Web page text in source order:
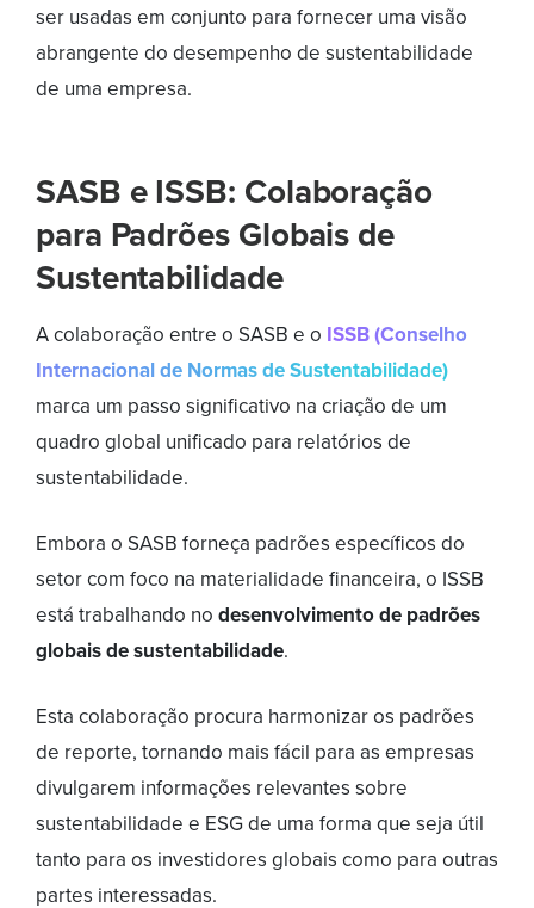
ser usadas em conjunto para fornecer uma visão
abrangente do desempenho de sustentabilidade
de uma empresa.
SASB e ISSB: Colaboração
para Padrões Globais de
Sustentabilidade
A colaboração entre o SASB e o ISSB (Conselho
Internacional de Normas de Sustentabilidade)
marca um passo significativo na criação de um
quadro global unificado para relatórios de
sustentabilidade.
Embora o SASB forneça padrões específicos do
setor com foco na materialidade financeira, o ISSB
está trabalhando no desenvolvimento de padrões
globais de sustentabilidade.
Esta colaboração procura harmonizar os padrões
de reporte, tornando mais fácil para as empresas
divulgarem informações relevantes sobre
sustentabilidade e ESG de uma forma que seja útil
tanto para os investidores globais como para outras
partes interessadas.